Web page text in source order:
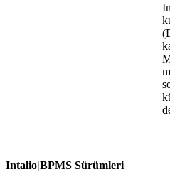
Intalio|BPMS Sürümleri